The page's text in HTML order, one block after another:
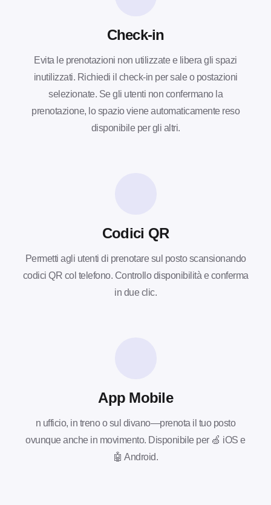
Check-in
Evita le prenotazioni non utilizzate e libera gli spazi
inutilizzati. Richiedi il check-in per sale o postazioni
selezionate. Se gli utenti non confermano la
prenotazione, lo spazio viene automaticamente reso
disponibile per gli altri.
Codici QR
Permetti agli utenti di prenotare sul posto scansionando
codici QR col telefono. Controllo disponibilità e conferma
in due clic.
App Mobile
n ufficio, in treno o sul divano—prenota il tuo posto
ovunque anche in movimento. Disponibile per 🍏 iOS e
🤖 Android.